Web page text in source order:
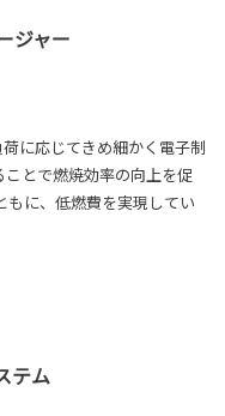
ジャー
に応じてきめ細かく電子制
とで燃焼効率の向上を促
もに、低燃費を実現してい
テム